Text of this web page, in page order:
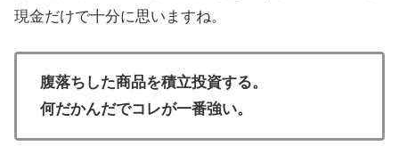
現金だけで十分に思いますね。
腹落ちした商品を積立投資する。
何だかんだでコレが一番強い。